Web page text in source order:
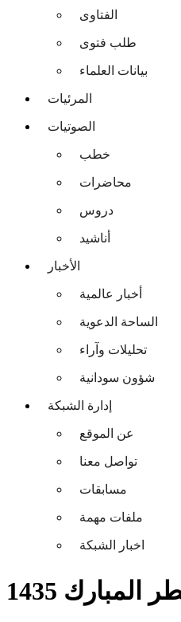
الفتاوى
طلب فتوى
بيانات العلماء
المرئيات
الصوتيات
خطب
محاضرات
دروس
أناشيد
الأخبار
أخبار عالمية
الساحة الدعوية
تحليلات وآراء
شؤون سودانية
إدارة الشبكة
عن الموقع
تواصل معنا
مسابقات
ملفات مهمة
اخبار الشبكة
1435